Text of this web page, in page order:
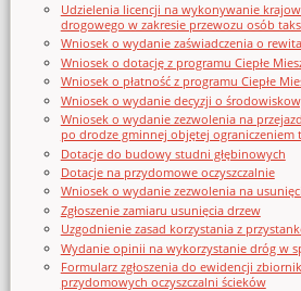
Udzielenia licencji na wykonywanie
drogowego w zakresie przewozu osób
Wniosek o wydanie zaświadczenia o
Wniosek o dotację z programu Ciepłe
Wniosek o płatność z programu Ciepłe
Wniosek o wydanie decyzji o
Wniosek o wydanie zezwolenia na
po drodze gminnej objętej ograniczeniem
Dotacje do budowy studni głębinowych
Dotacje na przydomowe oczyszczalnie
Wniosek o wydanie zezwolenia na
Zgłoszenie zamiaru usunięcia drzew
Uzgodnienie zasad korzystania z
Wydanie opinii na wykorzystanie dróg w
Formularz zgłoszenia do ewidencji
przydomowych oczyszczalni ścieków